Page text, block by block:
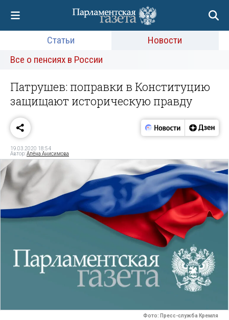
Статьи
Новости
Все о пенсиях в России
Патрушев: поправки в Конституцию
защищают историческую правду
19.03.2020 18:54
Автор:Алёна Анисимова
Фото: Пресс-служба Кремля